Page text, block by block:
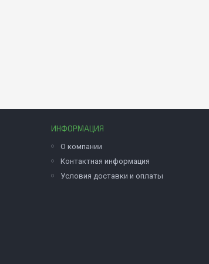
ИНФОРМАЦИЯ
О компании
Контактная информация
Условия доставки и оплаты